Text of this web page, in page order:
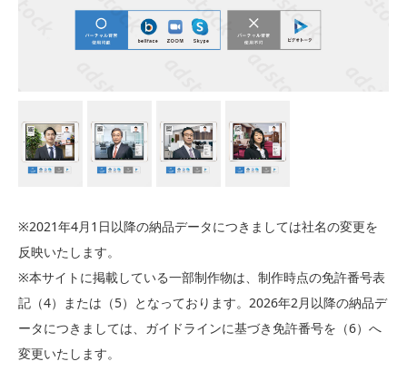
※2021年4月1日以降の納品データにつきましては社名の変更を
反映いたします。
※本サイトに掲載している一部制作物は、制作時点の免許番号表
記（4）または（5）となっております。2026年2月以降の納品デ
ータにつきましては、ガイドラインに基づき免許番号を（6）へ
変更いたします。